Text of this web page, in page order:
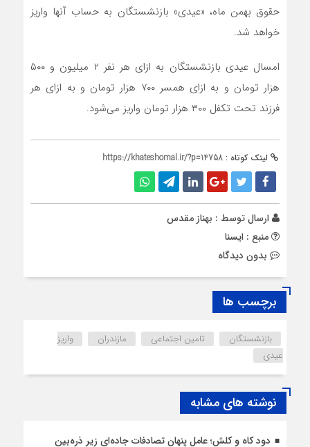
حقوق بهمن ماه، «عیدی» بازنشستگان به حساب آنها واریز
خواهد شد.
امسال عیدی بازنشستگان به ازای هر نفر ۲ میلیون و ۵۰۰
هزار تومان و به ازای همسر ۷۰۰ هزار تومان و به ازای هر
فرزند تحت تکفل ۳۰۰ هزار تومان واریز می‌شود.
لینک کوتاه : https://khateshomal.ir/?p=14758
ارسال توسط : بهناز مقدس
منبع : ایسنا
بدون دیدگاه
برچسب ها
بازنشستگان تامین اجتماعی مازندران
واریز
عیدی
نوشته های مشابه
دود کاه و کلش؛ عامل پنهان تصادفات جاده‌ای زیر ذره‌بین